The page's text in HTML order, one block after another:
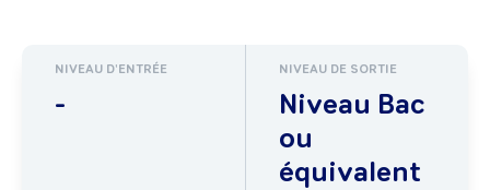
NIVEAU D'ENTRÉE
-
NIVEAU DE SORTIE
Niveau Bac
ou
équivalent